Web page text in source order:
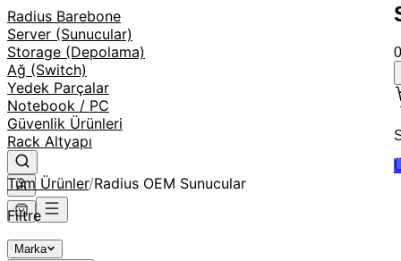
Radius Barebone
Server (Sunucular)
Storage (Depolama)
Ağ (Switch)
Yedek Parçalar
Notebook / PC
Güvenlik Ürünleri
Rack Altyapı
0
Tüm Ürünler/Radius OEM Sunucular
Filtre
Marka